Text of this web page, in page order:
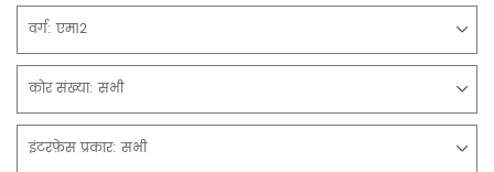
वर्ग: एम12
कोर संख्या: सभी
इंटरफ़ेस प्रकार: सभी